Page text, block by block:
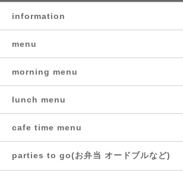
information
menu
morning menu
lunch menu
cafe time menu
parties to go(お弁当 オードブルなど)